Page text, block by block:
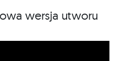
wersja utworu